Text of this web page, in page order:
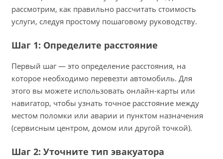
рассмотрим, как правильно рассчитать стоимость
услуги, следуя простому пошаговому руководству.
Шаг 1: Определите расстояние
Первый шаг — это определение расстояния, на
которое необходимо перевезти автомобиль. Для
этого вы можете использовать онлайн-карты или
навигатор, чтобы узнать точное расстояние между
местом поломки или аварии и пунктом назначения
(сервисным центром, домом или другой точкой).
Шаг 2: Уточните тип эвакуатора